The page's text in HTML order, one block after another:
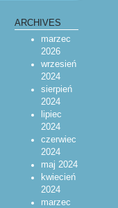
ARCHIVES
marzec
2026
wrzesień
2024
sierpień
2024
lipiec
2024
czerwiec
2024
maj 2024
kwiecień
2024
marzec